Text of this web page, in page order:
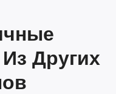
Других